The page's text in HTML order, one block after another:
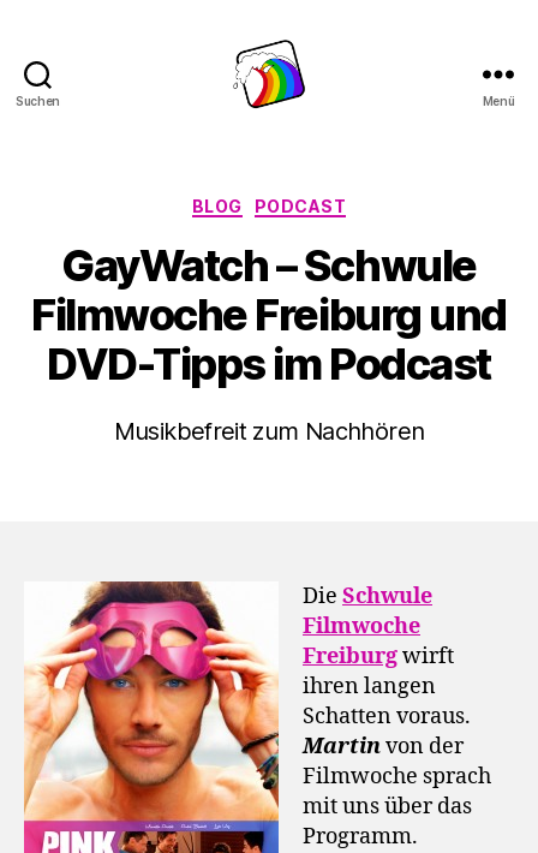
Suchen Menü
Kategorien
BLOG PODCAST
GayWatch – Schwule
Filmwoche Freiburg und
DVD-Tipps im Podcast
Musikbefreit zum Nachhören
Die Schwule
Filmwoche
Freiburgwirft
ihren langen
Schatten voraus.
Martinvon der
Filmwoche sprach
mit uns über das
Programm.